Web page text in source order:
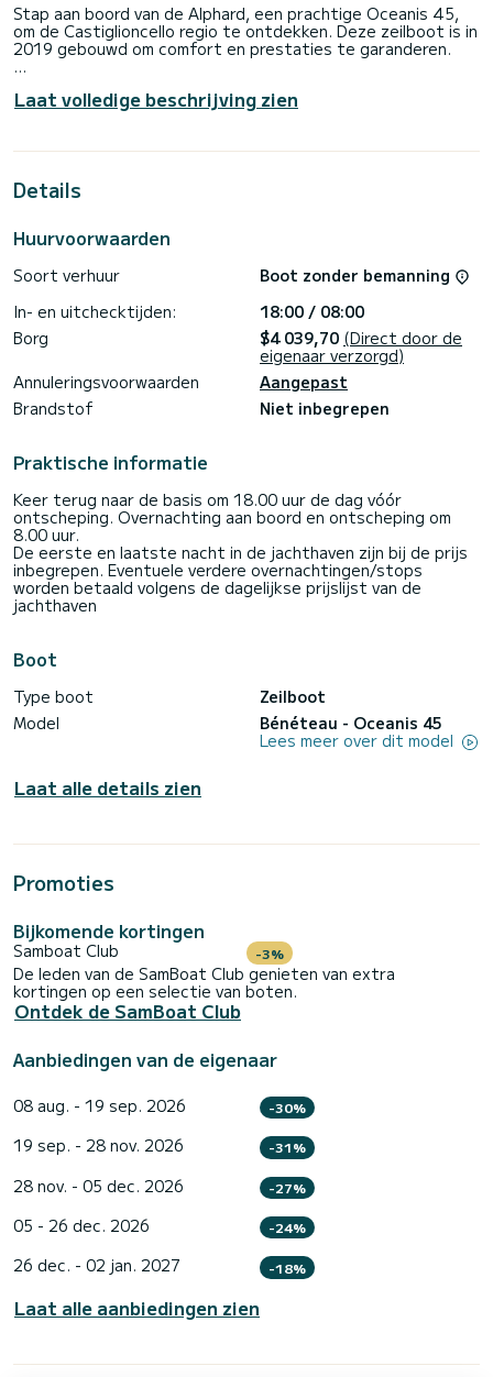
Stap aan boord van de Alphard, een prachtige Oceanis 45,
om de Castiglioncello regio te ontdekken. Deze zeilboot is in
2019 gebouwd om comfort en prestaties te garanderen.
bootcapaciteit van 10 personen. Met een totale lengte van
14 meter is dit uw beste bondgenoot voor een
Castiglioncello
Voor uw comfort heeft Alphard er 2 met douche< br>
Autopilot, Boegschroef, Luidsprekers, Hekdouche, Lier
begeleid door een SamBoat-expert voor uw
Laat volledige beschrijving zien
Details
Huurvoorwaarden
Soort verhuur
Boot zonder bemanning
In- en uitchecktijden:
18:00 / 08:00
Borg
$4 039,70 (Direct door de
eigenaar verzorgd)
Annuleringsvoorwaarden
Aangepast
Brandstof
Niet inbegrepen
Praktische informatie
Keer terug naar de basis om 18.00 uur de dag vóór
ontscheping. Overnachting aan boord en ontscheping om
8.00 uur.
De eerste en laatste nacht in de jachthaven zijn bij de prijs
inbegrepen. Eventuele verdere overnachtingen/stops
worden betaald volgens de dagelijkse prijslijst van de
jachthaven
Boot
Type boot
Zeilboot
Model
Bénéteau - Oceanis 45
Lees meer over dit model
Laat alle details zien
Promoties
Bijkomende kortingen
Samboat Club -3%
De leden van de SamBoat Club genieten van extra
kortingen op een selectie van boten.
Ontdek de SamBoat Club
Aanbiedingen van de eigenaar
08 aug. - 19 sep. 2026 -30%
19 sep. - 28 nov. 2026 -31%
28 nov. - 05 dec. 2026 -27%
05 - 26 dec. 2026 -24%
26 dec. - 02 jan. 2027 -18%
Laat alle aanbiedingen zien